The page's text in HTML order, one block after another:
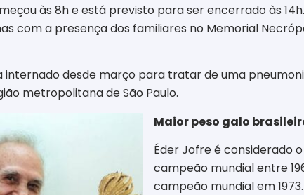
às 8h e está previsto para ser encerrado às
com a presença dos familiares no Memorial
internado desde março para tratar de uma
metropolitana de São Paulo.
Maior peso galo
Éder Jofre é considerado
campeão mundial entre
campeão mundial em 1973.